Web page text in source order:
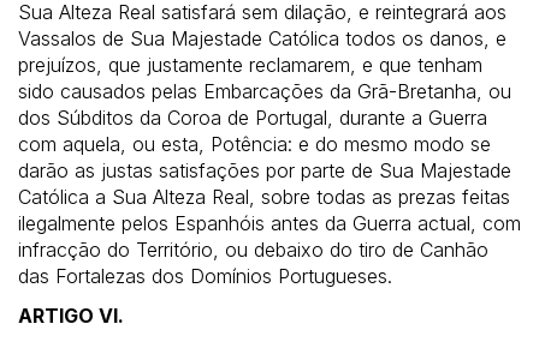
Sua Alteza Real satisfará sem dilação, e reintegrará aos
Vassalos de Sua Majestade Católica todos os danos, e
prejuízos, que justamente reclamarem, e que tenham
sido causados pelas Embarcações da Grã-Bretanha, ou
dos Súbditos da Coroa de Portugal, durante a Guerra
com aquela, ou esta, Potência: e do mesmo modo se
darão as justas satisfações por parte de Sua Majestade
Católica a Sua Alteza Real, sobre todas as prezas feitas
ilegalmente pelos Espanhóis antes da Guerra actual, com
infracção do Território, ou debaixo do tiro de Canhão
das Fortalezas dos Domínios Portugueses.
ARTIGO VI.